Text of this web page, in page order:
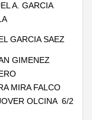
A. GARCIA
GARCIA SAEZ
GIMENEZ
MIRA FALCO
OLCINA 6/2